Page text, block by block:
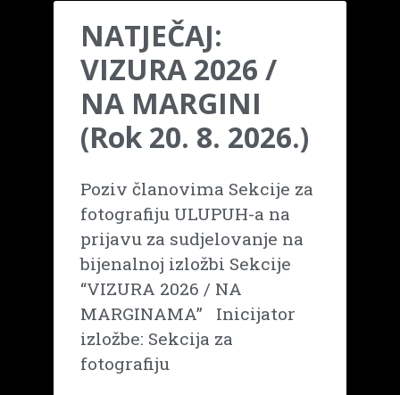
NATJEČAJ:
VIZURA 2026 /
NA MARGINI
(Rok 20. 8. 2026.)
Poziv članovima Sekcije za
fotografiju ULUPUH-a na
prijavu za sudjelovanje na
bijenalnoj izložbi Sekcije
“VIZURA 2026 / NA
MARGINAMA” Inicijator
izložbe: Sekcija za
fotografiju